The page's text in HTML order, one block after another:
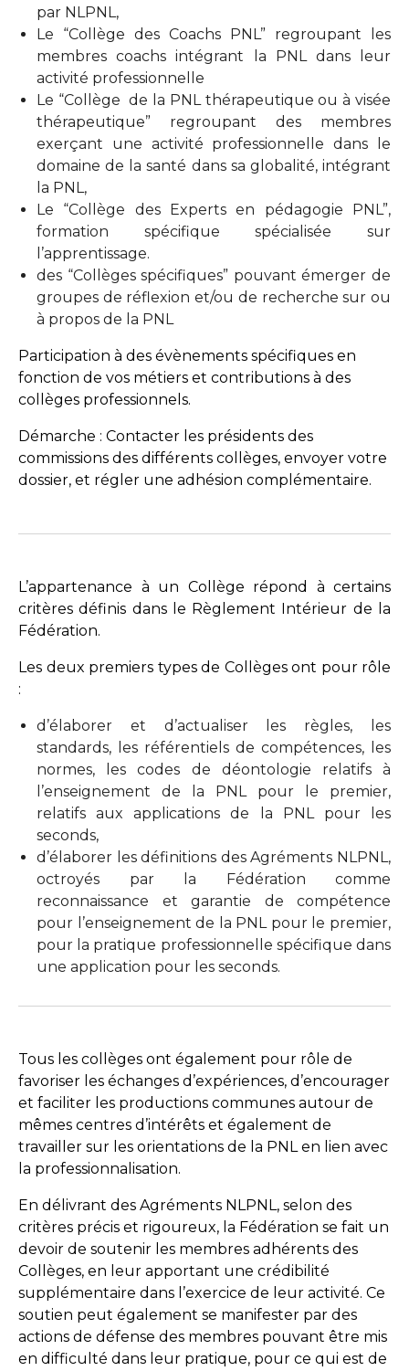
par NLPNL,
Le “Collège des Coachs PNL” regroupant les
membres coachs intégrant la PNL dans leur
activité professionnelle
Le “Collège de la PNL thérapeutique ou à visée
thérapeutique” regroupant des membres
exerçant une activité professionnelle dans le
domaine de la santé dans sa globalité, intégrant
la PNL,
Le “Collège des Experts en pédagogie PNL”,
formation spécifique spécialisée sur
l’apprentissage.
des “Collèges spécifiques” pouvant émerger de
groupes de réflexion et/ou de recherche sur ou
à propos de la PNL
Participation à des évènements spécifiques en
fonction de vos métiers et contributions à des
collèges professionnels.
Démarche : Contacter les présidents des
commissions des différents collèges, envoyer votre
dossier, et régler une adhésion complémentaire.
L’appartenance à un Collège répond à certains
critères définis dans le Règlement Intérieur de la
Fédération.
Les deux premiers types de Collèges ont pour rôle
:
d’élaborer et d’actualiser les règles, les
standards, les référentiels de compétences, les
normes, les codes de déontologie relatifs à
l’enseignement de la PNL pour le premier,
relatifs aux applications de la PNL pour les
seconds,
d’élaborer les définitions des Agréments NLPNL,
octroyés par la Fédération comme
reconnaissance et garantie de compétence
pour l’enseignement de la PNL pour le premier,
pour la pratique professionnelle spécifique dans
une application pour les seconds.
Tous les collèges ont également pour rôle de
favoriser les échanges d’expériences, d’encourager
et faciliter les productions communes autour de
mêmes centres d’intérêts et également de
travailler sur les orientations de la PNL en lien avec
la professionnalisation.
En délivrant des Agréments NLPNL, selon des
critères précis et rigoureux, la Fédération se fait un
devoir de soutenir les membres adhérents des
Collèges, en leur apportant une crédibilité
supplémentaire dans l’exercice de leur activité. Ce
soutien peut également se manifester par des
actions de défense des membres pouvant être mis
en difficulté dans leur pratique, pour ce qui est de